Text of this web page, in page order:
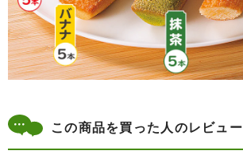
この商品を買った人のレビュー